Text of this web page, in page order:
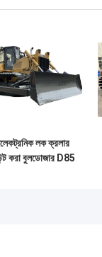
লক ক্রলার
করা বুলডোজার D85